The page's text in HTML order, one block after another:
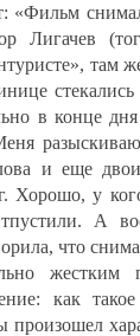
«Фильм
Лигачев
там
в конце
и еще
Хорошо, у
А
что
как